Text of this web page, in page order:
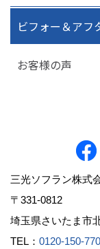
ビフォー＆アフ
お客様の声
三光ソフラン株式
〒331-0812
埼玉県さいたま市
TEL： 0120-150-770